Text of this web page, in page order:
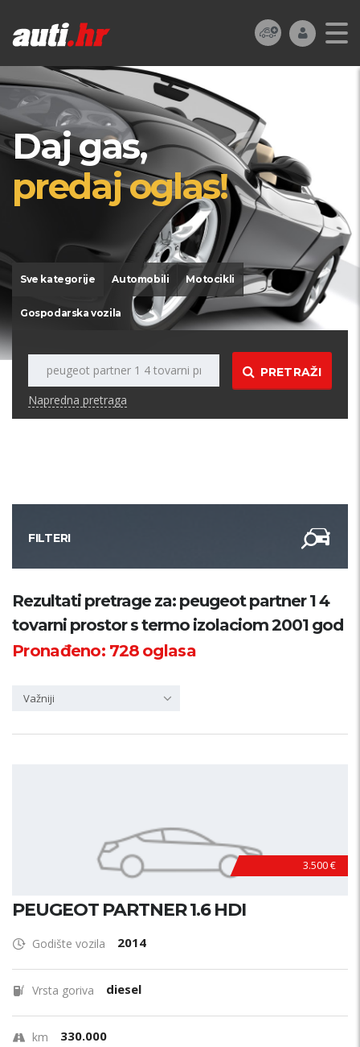
Daj gas,
predaj oglas!
Sve kategorije Automobili Motocikli
Gospodarska vozila
PRETRAŽI
Napredna pretraga
FILTERI
Kategorija
Županija
Rezultati pretrage za: peugeot partner 1 4
tovarni prostor s termo izolaciom 2001 god
Pronađeno: 728oglasa
Važniji
3.500 €
PEUGEOT PARTNER 1.6 HDI
Godište vozila 2014
Vrsta goriva diesel
km 330.000